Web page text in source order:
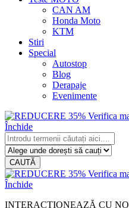
CAN AM
Honda Moto
KTM
Stiri
Special
Autostop
Blog
Derapaje
Evenimente
Închide
CAUTĂ
Închide
INTERACȚIONEAZĂ CU